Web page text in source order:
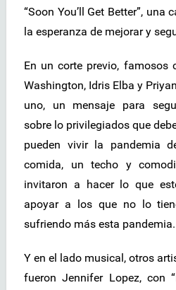
“Soon You’ll Get Better”, una
la esperanza de mejorar y
En un corte previo, famosos
Washington, Idris Elba y
uno, un mensaje para
sobre lo privilegiados que
pueden vivir la pandemia
comida, un techo y
invitaron a hacer lo que
apoyar a los que no lo
sufriendo más esta pandemia.
Y en el lado musical, otros
fueron Jennifer Lopez, con